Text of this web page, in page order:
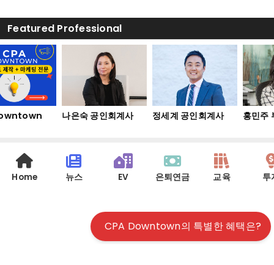
Featured Professional
나은숙 공인회계사 정세계 공인회계사 홍민주
Home 뉴스 EV 은퇴연금 교육 투
CPA Downtown의 특별한 혜택은?